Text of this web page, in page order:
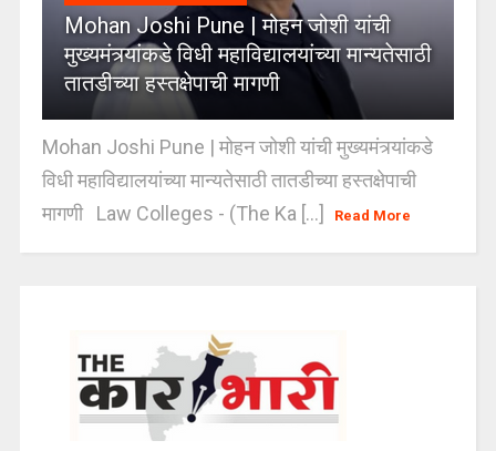
Mohan Joshi Pune | मोहन जोशी यांची
मुख्यमंत्र्यांकडे विधी महाविद्यालयांच्या मान्यतेसाठी
तातडीच्या हस्तक्षेपाची मागणी
Mohan Joshi Pune | मोहन जोशी यांची मुख्यमंत्र्यांकडे
विधी महाविद्यालयांच्या मान्यतेसाठी तातडीच्या हस्तक्षेपाची
मागणी Law Colleges - (The Ka [...]
Read More